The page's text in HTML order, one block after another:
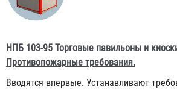
НПБ 103-95 Торговые павильоны и
Противопожарные требования.
Вводятся впервые. Устанавливают